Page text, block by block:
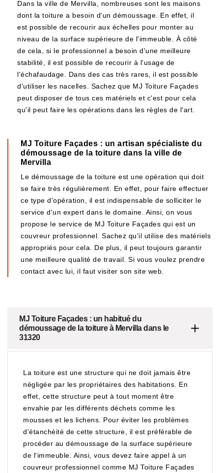
Dans la ville de Mervilla, nombreuses sont les maisons
dont la toiture a besoin d'un démoussage. En effet, il
est possible de recourir aux échelles pour monter au
niveau de la surface supérieure de l'immeuble. À côté
de cela, si le professionnel a besoin d'une meilleure
stabilité, il est possible de recourir à l'usage de
l'échafaudage. Dans des cas très rares, il est possible
d'utiliser les nacelles. Sachez que MJ Toiture Façades
peut disposer de tous ces matériels et c'est pour cela
qu'il peut faire les opérations dans les règles de l'art.
MJ Toiture Façades : un artisan spécialiste du
démoussage de la toiture dans la ville de
Mervilla
Le démoussage de la toiture est une opération qui doit
se faire très régulièrement. En effet, pour faire effectuer
ce type d'opération, il est indispensable de solliciter le
service d'un expert dans le domaine. Ainsi, on vous
propose le service de MJ Toiture Façades qui est un
couvreur professionnel. Sachez qu'il utilise des matériels
appropriés pour cela. De plus, il peut toujours garantir
une meilleure qualité de travail. Si vous voulez prendre
contact avec lui, il faut visiter son site web.
MJ Toiture Façades : un habitué du
démoussage de la toiture à Mervilla dans le
31320
La toiture est une structure qui ne doit jamais être
négligée par les propriétaires des habitations. En
effet, cette structure peut à tout moment être
envahie par les différents déchets comme les
mousses et les lichens. Pour éviter les problèmes
d'étanchéité de cette structure, il est préférable de
procéder au démoussage de la surface supérieure
de l'immeuble. Ainsi, vous devez faire appel à un
couvreur professionnel comme MJ Toiture Façades